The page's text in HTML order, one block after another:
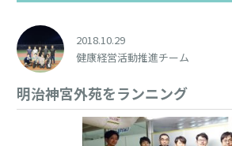
2018.10.29
健康経営活動推進チーム
明治神宮外苑をランニング